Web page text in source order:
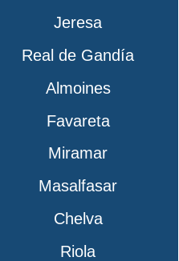
Jeresa
Real de Gandía
Almoines
Favareta
Miramar
Masalfasar
Chelva
Riola